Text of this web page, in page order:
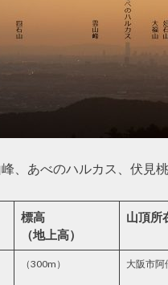
、あべのハルカス、伏見桃
標高
（地上高）
山頂所
（300m） 大阪市阿